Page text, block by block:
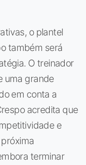
o plantel
também será
O treinador
uma grande
em conta a
acredita que
e
terminar